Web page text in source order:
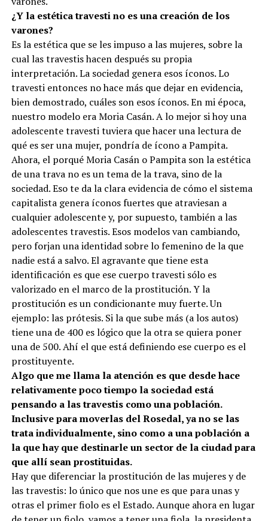
¿Y la estética travesti no es una creación de los
varones?
Es la estética que se les impuso a las mujeres, sobre la
cual las travestis hacen después su propia
interpretación. La sociedad genera esos íconos. Lo
travesti entonces no hace más que dejar en evidencia,
bien demostrado, cuáles son esos íconos. En mi época,
nuestro modelo era Moria Casán. A lo mejor si hoy una
adolescente travesti tuviera que hacer una lectura de
qué es ser una mujer, pondría de ícono a Pampita.
Ahora, el porqué Moria Casán o Pampita son la estética
de una trava no es un tema de la trava, sino de la
sociedad. Eso te da la clara evidencia de cómo el sistema
capitalista genera íconos fuertes que atraviesan a
cualquier adolescente y, por supuesto, también a las
adolescentes travestis. Esos modelos van cambiando,
pero forjan una identidad sobre lo femenino de la que
nadie está a salvo. El agravante que tiene esta
identificación es que ese cuerpo travesti sólo es
valorizado en el marco de la prostitución. Y la
prostitución es un condicionante muy fuerte. Un
ejemplo: las prótesis. Si la que sube más (a los autos)
tiene una de 400 es lógico que la otra se quiera poner
una de 500. Ahí el que está definiendo ese cuerpo es el
prostituyente.
Algo que me llama la atención es que desde hace
relativamente poco tiempo la sociedad está
pensando a las travestis como una población.
Inclusive para moverlas del Rosedal, ya no se las
trata individualmente, sino como a una población a
la que hay que destinarle un sector de la ciudad para
que allí sean prostituidas.
Hay que diferenciar la prostitución de las mujeres y de
las travestis: lo único que nos une es que para unas y
otras el primer fiolo es el Estado. Aunque ahora en lugar